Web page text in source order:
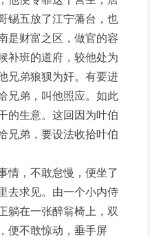
锡五放了江宁藩台，也
是财富之区，做官的容
补班的道府，较他处为
兄弟狼狈为奸。有要进
兄弟，叫他照应。如此
的生意。这回因为叶伯
兄弟，要设法收拾叶伯
情，不敢怠慢，便坐了
去求见。由一个小内侍
躺在一张醉翁椅上，双
便不敢惊动，垂手屏